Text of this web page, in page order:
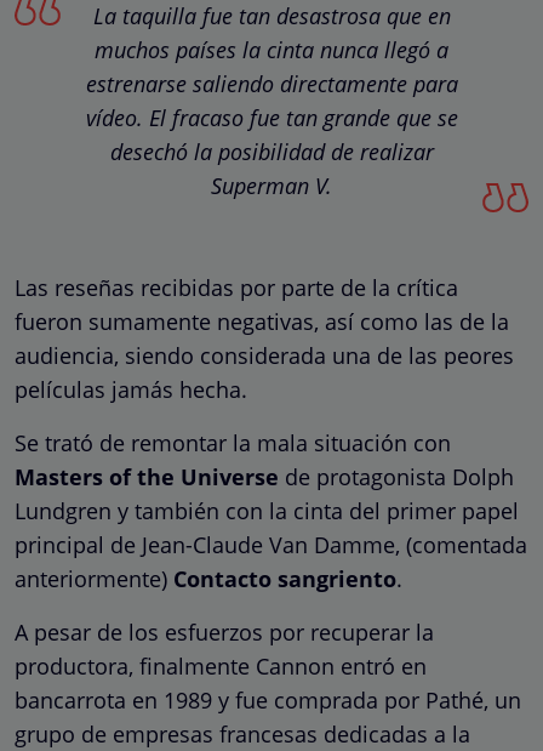
La taquilla fue tan desastrosa que en
muchos países la cinta nunca llegó a
estrenarse saliendo directamente para
vídeo. El fracaso fue tan grande que se
desechó la posibilidad de realizar
Superman V.
Las reseñas recibidas por parte de la crítica
fueron sumamente negativas, así como las de la
audiencia, siendo considerada una de las peores
películas jamás hecha.
Se trató de remontar la mala situación con
Masters of the Universe de protagonista Dolph
Lundgren y también con la cinta del primer papel
principal de Jean-Claude Van Damme, (comentada
anteriormente) Contacto sangriento.
A pesar de los esfuerzos por recuperar la
productora, finalmente Cannon entró en
bancarrota en 1989 y fue comprada por Pathé, un
grupo de empresas francesas dedicadas a la